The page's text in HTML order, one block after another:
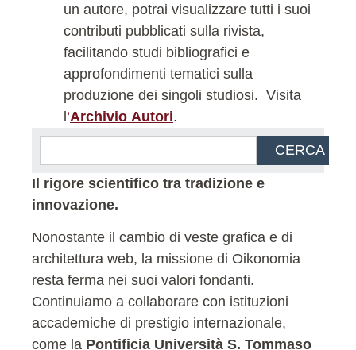
un autore, potrai visualizzare tutti i suoi
contributi pubblicati sulla rivista,
facilitando studi bibliografici e
approfondimenti tematici sulla
produzione dei singoli studiosi. Visita
l‘Archivio Autori.
CERCA
Il rigore scientifico tra tradizione e
innovazione.
Nonostante il cambio di veste grafica e di
architettura web, la missione di Oikonomia
resta ferma nei suoi valori fondanti.
Continuiamo a collaborare con istituzioni
accademiche di prestigio internazionale,
come la Pontificia Università S. Tommaso